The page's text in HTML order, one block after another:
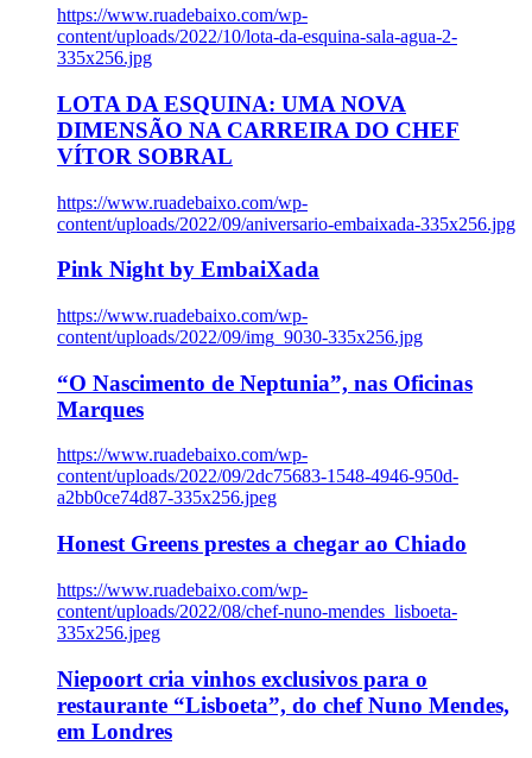
https://www.ruadebaixo.com/wp-
content/uploads/2022/10/lota-da-esquina-sala-agua-2-
335x256.jpg
LOTA DA ESQUINA: UMA NOVA
DIMENSÃO NA CARREIRA DO CHEF
VÍTOR SOBRAL
https://www.ruadebaixo.com/wp-
content/uploads/2022/09/aniversario-embaixada-335x256.jpg
Pink Night by EmbaiXada
https://www.ruadebaixo.com/wp-
content/uploads/2022/09/img_9030-335x256.jpg
“O Nascimento de Neptunia”, nas Oficinas
Marques
https://www.ruadebaixo.com/wp-
content/uploads/2022/09/2dc75683-1548-4946-950d-
a2bb0ce74d87-335x256.jpeg
Honest Greens prestes a chegar ao Chiado
https://www.ruadebaixo.com/wp-
content/uploads/2022/08/chef-nuno-mendes_lisboeta-
335x256.jpeg
Niepoort cria vinhos exclusivos para o
restaurante “Lisboeta”, do chef Nuno Mendes,
em Londres